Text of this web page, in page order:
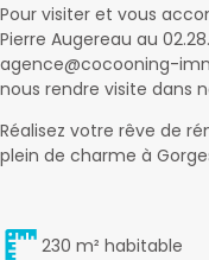
Pour visiter et vous
Pierre Augereau au
agence@cocooning-
nous rendre visite dans
Réalisez votre rêve de
plein de charme à
230 m² habitable